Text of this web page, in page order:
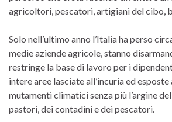
agricoltori, pescatori, artigiani del cibo,
Solo nell’ultimo anno l’Italia ha perso
medie aziende agricole, stanno
restringe la base di lavoro per i
intere aree lasciate all’incuria ed
mutamenti climatici senza più l’argine
pastori, dei contadini e dei pescatori.